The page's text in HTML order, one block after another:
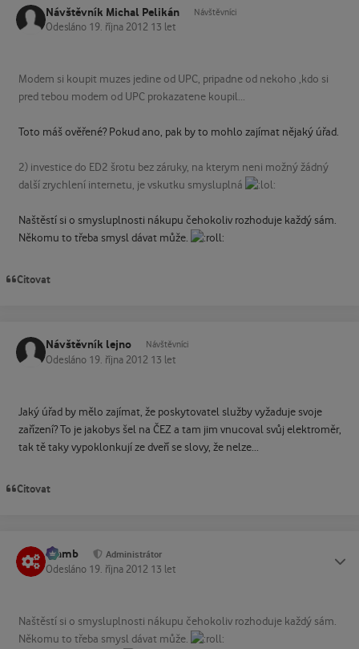
Návštěvník Michal Pelikán Návštěvníci
Odesláno 19. října 2012 13 let
Modem si koupit muzes jedine od UPC, pripadne od nekoho ,kdo si
pred tebou modem od UPC prokazatene koupil...
Toto máš ověřené? Pokud ano, pak by to mohlo zajímat nějaký úřad.
2) investice do ED2 šrotu bez záruky, na kterym neni možný žádný
další zrychlení internetu, je vskutku smysluplná
Naštěstí si o smysluplnosti nákupu čehokoliv rozhoduje každý sám.
Někomu to třeba smysl dávat může.
Citovat
Návštěvník lejno Návštěvníci
Odesláno 19. října 2012 13 let
Jaký úřad by mělo zajímat, že poskytovatel služby vyžaduje svoje
zařízení? To je jakobys šel na ČEZ a tam jim vnucoval svůj elektroměr,
tak tě taky vypoklonkují ze dveří se slovy, že nelze...
Citovat
Slamb Administrátor
Odesláno 19. října 2012 13 let
Naštěstí si o smysluplnosti nákupu čehokoliv rozhoduje každý sám.
Někomu to třeba smysl dávat může.